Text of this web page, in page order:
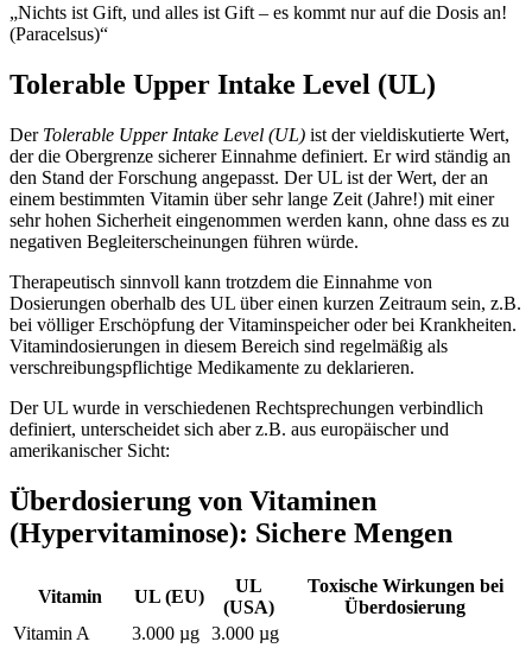
Nichts ist Gift, und alles ist Gift – es kommt nur auf die Dosis an!
(Paracelsus)
Tolerable Upper Intake Level (UL)
Der Tolerable Upper Intake Level (UL) ist der vieldiskutierte Wert,
der die Obergrenze sicherer Einnahme definiert. Er wird ständig an
den Stand der Forschung angepasst. Der UL ist der Wert, der an
einem bestimmten Vitamin über sehr lange Zeit (Jahre!) mit einer
sehr hohen Sicherheit eingenommen werden kann, ohne dass es zu
negativen Begleiterscheinungen führen würde.
Therapeutisch sinnvoll kann trotzdem die Einnahme von
Dosierungen oberhalb des UL über einen kurzen Zeitraum sein, z.B.
bei völliger Erschöpfung der Vitaminspeicher oder bei Krankheiten.
Vitamindosierungen in diesem Bereich sind regelmäßig als
verschreibungspflichtige Medikamente zu deklarieren.
Der UL wurde in verschiedenen Rechtsprechungen verbindlich
definiert, unterscheidet sich aber z.B. aus europäischer und
amerikanischer Sicht:
Überdosierung von Vitaminen
(Hypervitaminose): Sichere Mengen
Vitamin UL (EU)
UL
(USA)
Toxische Wirkungen bei
Überdosierung
Vitamin A
3.000 µg 3.000 µg